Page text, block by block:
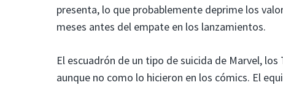
presenta, lo que probablemente deprime los
meses antes del empate en los lanzamientos.
El escuadrón de un tipo de suicida de Marvel,
aunque no como lo hicieron en los cómics. El